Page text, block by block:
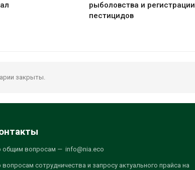
рыболовства и регистрации
пестицидов
закрыты.
общим вопросам — info@nia.eco
вопросам сотрудничества и запросу актуального прайса на